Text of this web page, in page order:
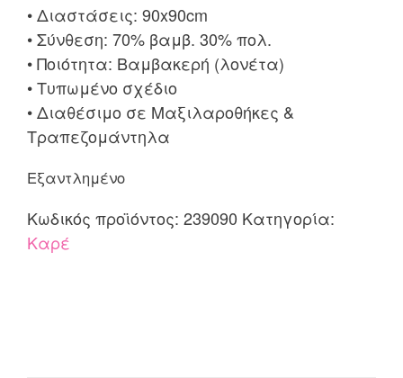
• Διαστάσεις: 90x90cm
• Σύνθεση: 70% βαμβ. 30% πολ.
• Ποιότητα: Βαμβακερή (λονέτα)
• Τυπωμένο σχέδιο
• Διαθέσιμο σε Μαξιλαροθήκες &
Τραπεζομάντηλα
Εξαντλημένο
Κωδικός προϊόντος: 239090 Κατηγορία:
Καρέ